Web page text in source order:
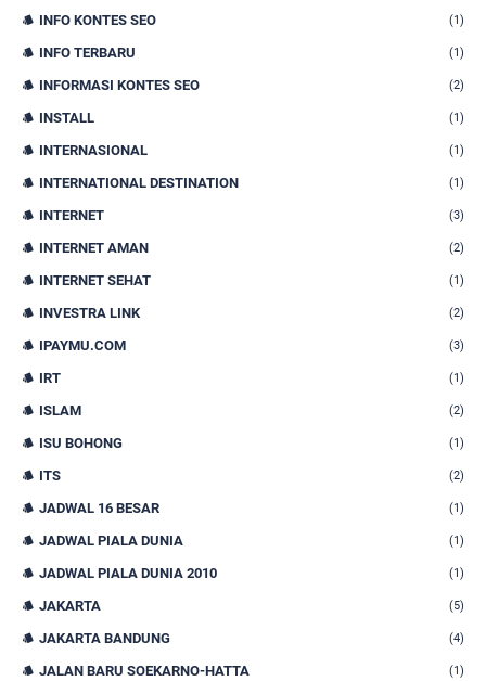
INFO KONTES SEO (1)
INFO TERBARU (1)
INFORMASI KONTES SEO (2)
INSTALL (1)
INTERNASIONAL (1)
INTERNATIONAL DESTINATION (1)
INTERNET (3)
INTERNET AMAN (2)
INTERNET SEHAT (1)
INVESTRA LINK (2)
IPAYMU.COM (3)
IRT (1)
ISLAM (2)
ISU BOHONG (1)
ITS (2)
JADWAL 16 BESAR (1)
JADWAL PIALA DUNIA (1)
JADWAL PIALA DUNIA 2010 (1)
JAKARTA (5)
JAKARTA BANDUNG (4)
JALAN BARU SOEKARNO-HATTA (1)